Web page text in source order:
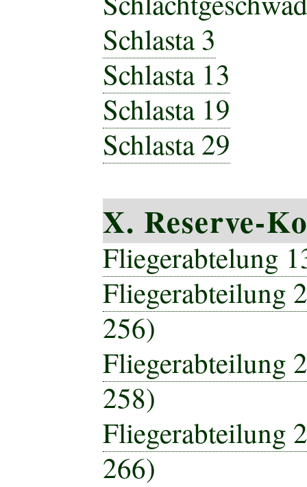
Schlasta 3
Schlasta 13
Schlasta 19
Schlasta 29
X. Reserve-
Fliegerabtelung
Fliegerabteilung
256)
Fliegerabteilung
258)
Fliegerabteilung
266)